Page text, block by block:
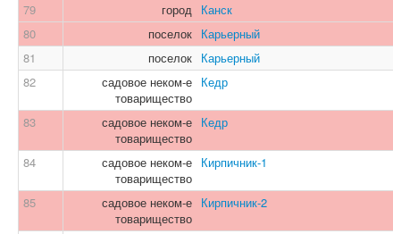
79 город Канск
80
поселок Карьерный
81
поселок Карьерный
82
садовое неком-е
товарищество
Кедр
83
садовое неком-е
товарищество
Кедр
84
садовое неком-е
товарищество
Кирпичник-1
85
садовое неком-е
товарищество
Кирпичник-2